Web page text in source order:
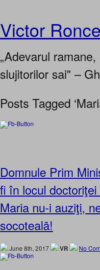
Victor
„Adevarul
slujitorilor sai" –
Posts Tagged
Domnule Prim
fi în locul
Maria nu-i auziţi,
socoteală!
June 8th, 2017 VR No